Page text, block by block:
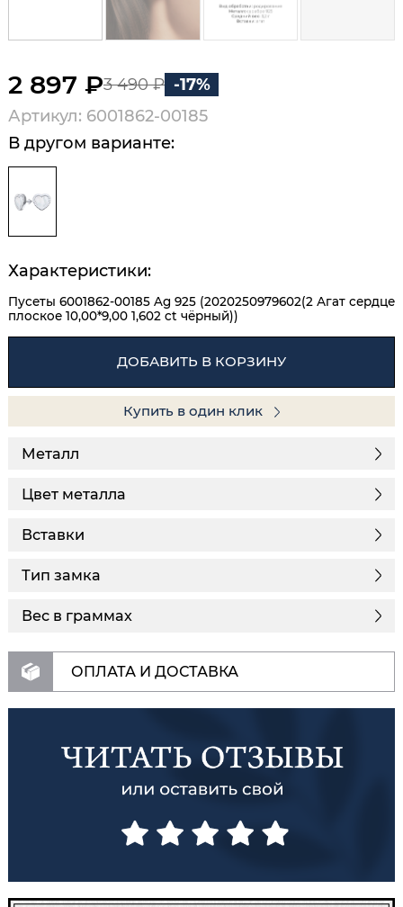
2 897 ₽3 490 ₽ -17%
Артикул: 6001862-00185
В другом варианте:
Характеристики:
Пусеты 6001862-00185 Ag 925 (2020250979602(2 Агат сердце
плоское 10,00*9,00 1,602 ct чёрный))
ДОБАВИТЬ В КОРЗИНУ
Купить в один клик
Металл
Цвет металла
Вставки
Тип замка
Вес в граммах
ОПЛАТА И ДОСТАВКА